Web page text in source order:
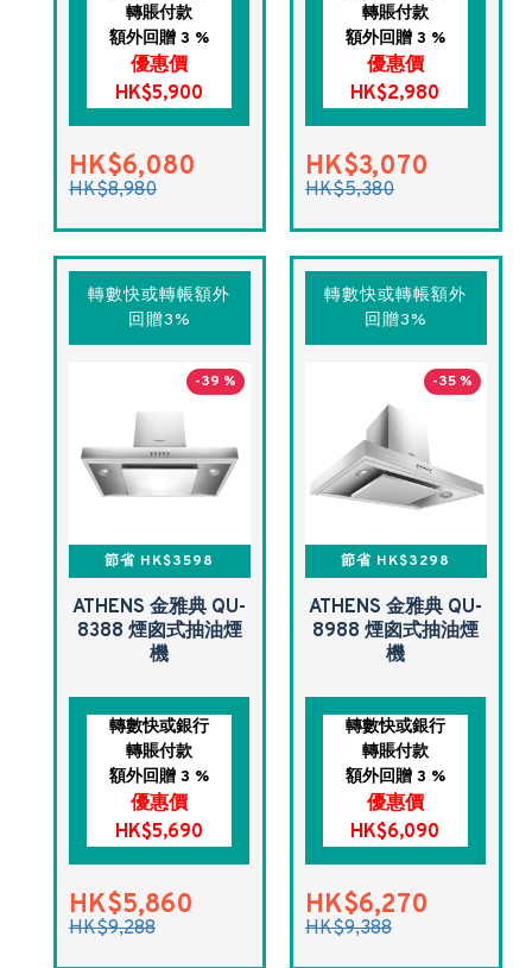
轉賬付款
額外回贈 3 %
優惠價
HK$5,900
HK$6,080
HK$8,980
轉賬付款
額外回贈 3 %
優惠價
HK$2,980
HK$3,070
HK$5,380
轉數快或轉帳額外
回贈3%
-39 %
節省 HK$3598
ATHENS 金雅典 QU-
8388 煙囪式抽油煙
機
轉數快或銀行
轉賬付款
額外回贈 3 %
優惠價
HK$5,690
HK$5,860
HK$9,288
轉數快或轉帳額外
回贈3%
-35 %
節省 HK$3298
ATHENS 金雅典 QU-
8988 煙囪式抽油煙
機
轉數快或銀行
轉賬付款
額外回贈 3 %
優惠價
HK$6,090
HK$6,270
HK$9,388